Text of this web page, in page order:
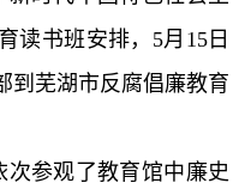
读书班安排，5月15日
到芜湖市反腐倡廉教育
参观了教育馆中廉史